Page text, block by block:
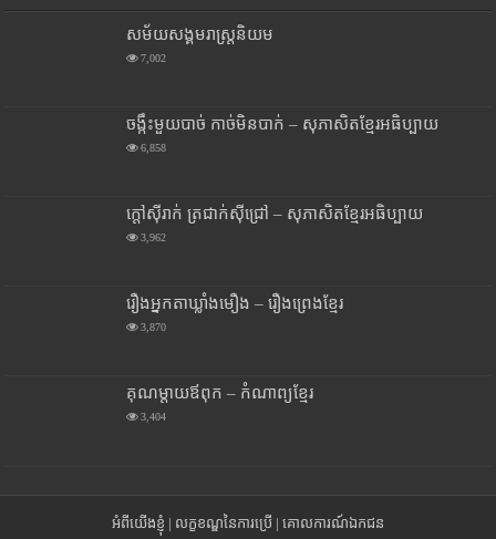
សម័យសង្គមរាស្រ្តនិយម
7,002
ចង្កឹះមួយបាច់ កាច់មិនបាក់ – សុភាសិតខ្មែរអធិប្បាយ
6,858
ក្តៅស៊ីរាក់ ត្រជាក់ស៊ីជ្រៅ – សុភាសិតខ្មែរអធិប្បាយ
3,962
រឿងអ្នកតាឃ្លាំងមឿង – រឿងព្រេងខ្មែរ
3,870
គុណម្តាយឪពុក – កំណាព្យខ្មែរ
3,404
អំពីយើងខ្ញុំ | លក្ខខណ្ឌនៃការប្រើ | គោលការណ៍ឯកជន